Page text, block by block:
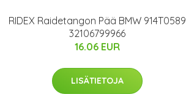
RIDEX Raidetangon Pää BMW 914T0589
32106799966
16.06 EUR
LISÄTIETOJA